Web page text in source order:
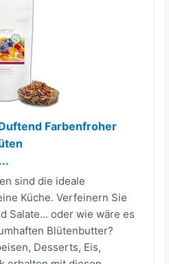
Farbenfroher
sind die ideale
Küche. Verfeinern Sie
Salate... oder wie wäre es
Blütenbutter?
Desserts, Eis,